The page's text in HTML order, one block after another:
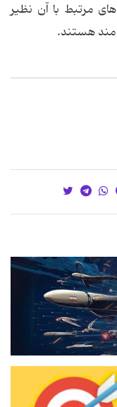
مرتبط با آن نظیر
مند هستند.